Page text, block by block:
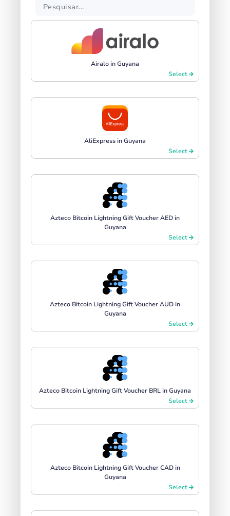
Airalo in Guyana
Select
AliExpress in Guyana
Select
Azteco Bitcoin Lightning Gift Voucher AED in
Guyana
Select
Azteco Bitcoin Lightning Gift Voucher AUD in
Guyana
Select
Azteco Bitcoin Lightning Gift Voucher BRL in Guyana
Select
Azteco Bitcoin Lightning Gift Voucher CAD in
Guyana
Select